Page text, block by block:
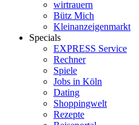
wirtrauern
Bütz Mich
Kleinanzeigenmarkt
Specials
EXPRESS Service
Rechner
Spiele
Jobs in Köln
Dating
Shoppingwelt
Rezepte